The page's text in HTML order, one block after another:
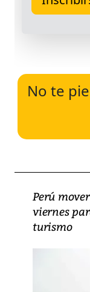
No te
Perú
viernes
turismo